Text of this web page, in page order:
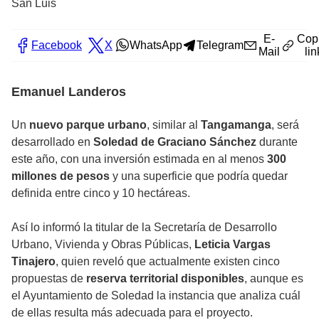
San Luis
Facebook X WhatsApp Telegram
E-
Mail
Emanuel Landeros
Un nuevo parque urbano, similar al Tangamanga, será
desarrollado en Soledad de Graciano Sánchez durante
este año, con una inversión estimada en al menos 300
millones de pesos y una superficie que podría quedar
definida entre cinco y 10 hectáreas.
Así lo informó la titular de la Secretaría de Desarrollo
Urbano, Vivienda y Obras Públicas, Leticia Vargas
Tinajero, quien reveló que actualmente existen cinco
propuestas de reserva territorial disponibles, aunque es
el Ayuntamiento de Soledad la instancia que analiza cuál
de ellas resulta más adecuada para el proyecto.